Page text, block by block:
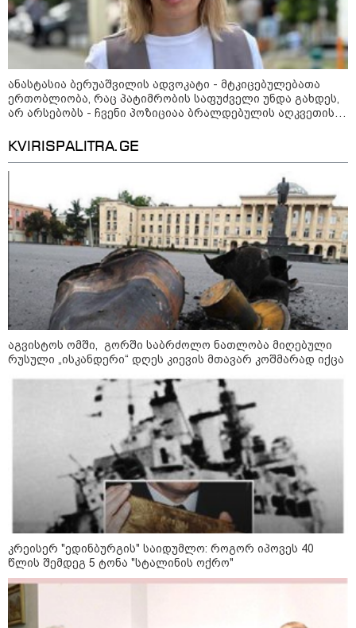
სამართალი
11:40 / 07-08-2026
"დაკავებულია 3 პირი, რომლებიც
სისტემატურად ამზადებდნენ ცნობილი
ბრენდების ფალსიფიცირებულ ვისკისა და
სხვა ალკოჰოლურ სასმელებს" -
საგამოძიებო სამსახური
16:26 / 07-08-2026
ადვოკატი ნია იმნაძის
საავადმყოფოში გადაღებულ
კადრებს აქვეყნებს - "რა
მტკიცებულება გაქვთ, რაც
საფუძვლად დაუდეთ
არასრულწლოვნის ამ
მდგომარეობაში ჩაგდებას?"
"ვესაუბრე ვიდეოს ავტორს...
ანასტასია ბერუაშვილის ადვოკატი - მტკიცებულებათა
ერთობლიობა, რაც პატიმრობის საფუძველი უნდა გახდეს,
არ არსებობს - ჩვენი პოზიციაა ბრალდებულის აღკვეთის
დაყენებას არ გამოვრიცხავ
KVIRISPALITRA.GE
აგვისტოს ომში, გორში საბრძოლო ნათლობა მიღებული
რუსული „ისკანდერი“ დღეს კიევის მთავარ კოშმარად იქცა
კრეისერ "ედინბურგის" საიდუმლო: როგორ იპოვეს 40
წლის შემდეგ 5 ტონა "სტალინის ოქრო"